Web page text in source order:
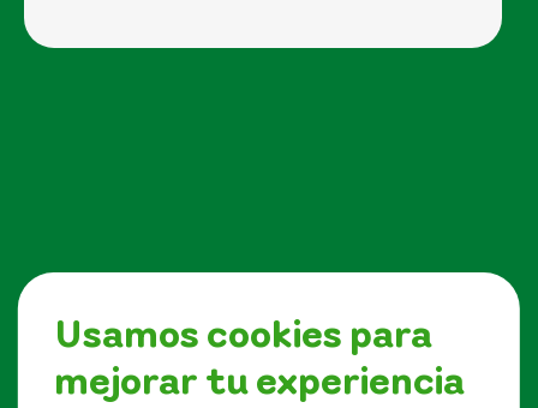
Usamos cookies para
mejorar tu experiencia
Síguenos en